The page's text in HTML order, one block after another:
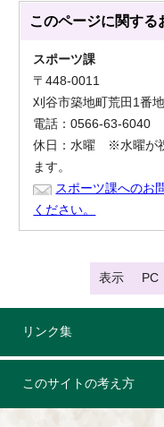
このページに関する
スポーツ課
〒448-0011
刈谷市築地町荒田1番
電話：0566-63-6040
休日：水曜 ※水曜が
ます。
スポーツ課へのお
ください。
表示 PC
リンク集
このサイトの考え方